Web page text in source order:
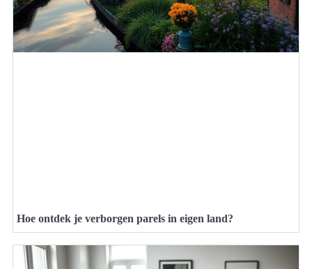
Hoe ontdek je verborgen parels in eigen land?